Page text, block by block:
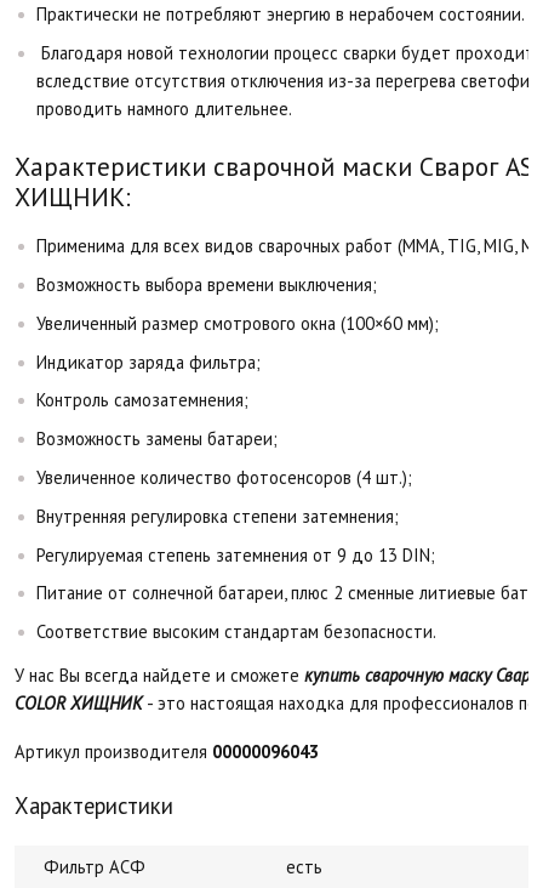
Практически не потребляют энергию в нерабочем состоянии.
Благодаря новой технологии процесс сварки будет
вследствие отсутствия отключения из-за перегрева
проводить намного длительнее.
Характеристики сварочной маски Сварог
ХИЩНИК:
Применима для всех видов сварочных работ (MMA, TIG, MIG,
Возможность выбора времени выключения;
Увеличенный размер смотрового окна (100×60 мм);
Индикатор заряда фильтра;
Контроль самозатемнения;
Возможность замены батареи;
Увеличенное количество фотосенсоров (4 шт.);
Внутренняя регулировка степени затемнения;
Регулируемая степень затемнения от 9 до 13 DIN;
Питание от солнечной батареи, плюс 2 сменные литиевые
Соответствие высоким стандартам безопасности.
У нас Вы всегда найдете и сможете купить сварочную маску
COLOR ХИЩНИК- это настоящая находка для профессионалов
Артикул производителя 00000096043
Характеристики
Фильтр АСФ
есть